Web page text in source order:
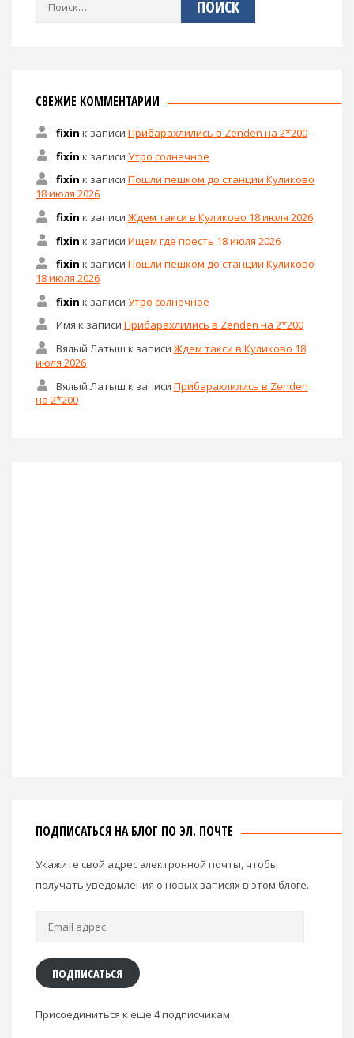
СВЕЖИЕ КОММЕНТАРИИ
fixin к записи Прибарахлились в Zenden на 2*200
fixin к записи Утро солнечное
fixin к записи Пошли пешком до станции Куликово
18 июля 2026
fixin к записи Ждем такси в Куликово 18 июля 2026
fixin к записи Ищем где поесть 18 июля 2026
fixin к записи Пошли пешком до станции Куликово
18 июля 2026
fixin к записи Утро солнечное
Имя к записи Прибарахлились в Zenden на 2*200
Вялый Латыш к записи Ждем такси в Куликово 18
июля 2026
Вялый Латыш к записи Прибарахлились в Zenden
на 2*200
ПОДПИСАТЬСЯ НА БЛОГ ПО ЭЛ. ПОЧТЕ
Укажите свой адрес электронной почты, чтобы
получать уведомления о новых записях в этом блоге.
Email
ПОДПИСАТЬСЯ
Присоединиться к еще 4 подписчикам